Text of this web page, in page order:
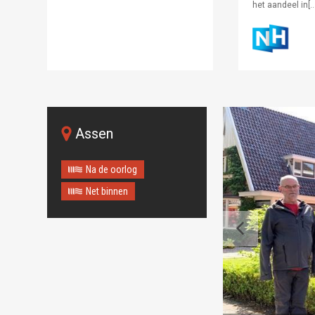
het aandeel
Assen
Na de oorlog
Net binnen